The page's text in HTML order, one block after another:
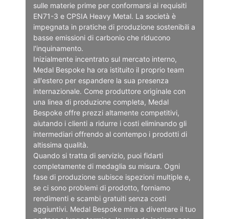
sulle materie prime per conformarsi ai requisiti
EN71-3 e CPSIA Heavy Metal. La società è
impegnata in pratiche di produzione sostenibili a
basse emissioni di carbonio che riducono
l'inquinamento.
Inizialmente incentrato sul mercato interno,
Medal Bespoke ha ora istituito il proprio team
all'estero per espandere la sua presenza
internazionale. Come produttore originale con
una linea di produzione completa, Medal
Bespoke offre prezzi altamente competitivi,
aiutando i clienti a ridurre i costi eliminando gli
intermediari offrendo al contempo i prodotti di
altissima qualità.
Quando si tratta di servizio, puoi fidarti
completamente di medaglia su misura. Ogni
fase di produzione subisce ispezioni multiple e,
se ci sono problemi di prodotto, forniamo
rendimenti e scambi gratuiti senza costi
aggiuntivi. Medal Bespoke mira a diventare il tuo